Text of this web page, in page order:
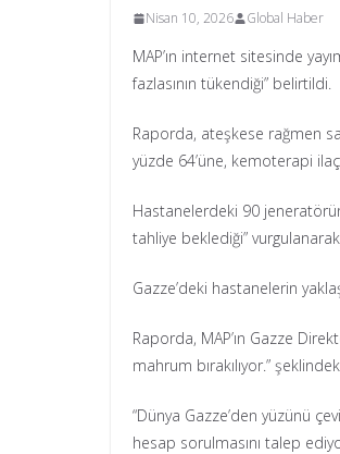
Nisan 10, 2026 Global Haber
MAP’ın internet sitesinde
fazlasının tükendiği” belirtildi.
Raporda, ateşkese rağmen
yüzde 64’üne, kemoterapi
Hastanelerdeki 90
tahliye beklediği”
Gazze’deki hastanelerin
Raporda, MAP’ın Gazze
mahrum bırakılıyor.”
“Dünya Gazze’den yüzünü
hesap sorulmasını talep